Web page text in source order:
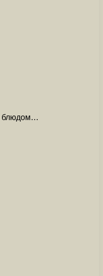
блюдом…